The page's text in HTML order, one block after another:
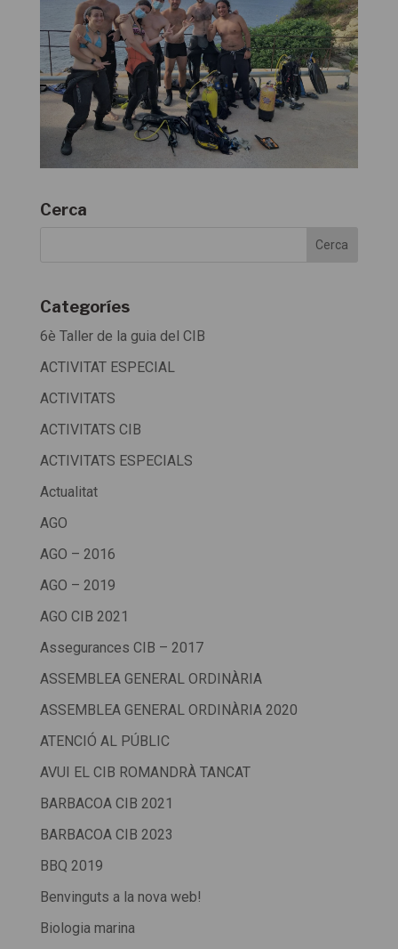
Cerca
Categoríes
6è Taller de la guia del CIB
ACTIVITAT ESPECIAL
ACTIVITATS
ACTIVITATS CIB
ACTIVITATS ESPECIALS
Actualitat
AGO
AGO – 2016
AGO – 2019
AGO CIB 2021
Assegurances CIB – 2017
ASSEMBLEA GENERAL ORDINÀRIA
ASSEMBLEA GENERAL ORDINÀRIA 2020
ATENCIÓ AL PÚBLIC
AVUI EL CIB ROMANDRÀ TANCAT
BARBACOA CIB 2021
BARBACOA CIB 2023
BBQ 2019
Benvinguts a la nova web!
Biologia marina